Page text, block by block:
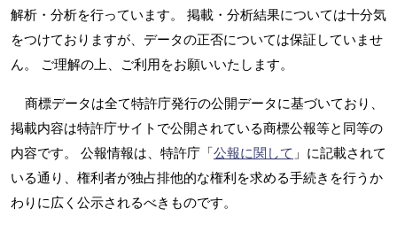
解析・分析を行っています。 掲載・分析結果については十分気
をつけておりますが、データの正否については保証していませ
ん。 ご理解の上、ご利用をお願いいたします。
商標データは全て特許庁発行の公開データに基づいており、
掲載内容は特許庁サイトで公開されている商標公報等と同等の
内容です。 公報情報は、特許庁「公報に関して 」に記載されて
いる通り、権利者が独占排他的な権利を求める手続きを行うか
わりに広く公示されるべきものです。